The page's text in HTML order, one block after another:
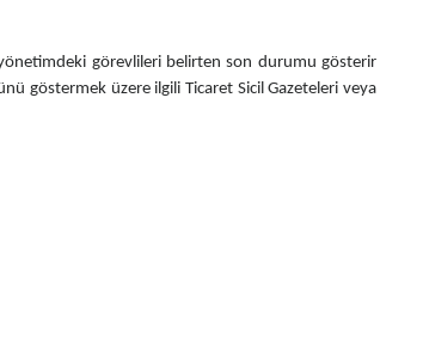
görevlileri belirten son durumu gösterir
göstermek üzere ilgili Ticaret Sicil Gazeteleri veya